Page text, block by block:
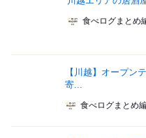
食べログまとめ
【川越】オープン
寄...
食べログまとめ